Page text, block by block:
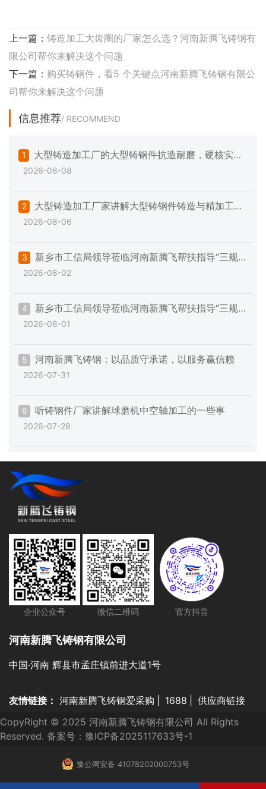
上一篇： 铸造加工大齿圈的厂家怎么选？河南新腾飞铸钢有
限公司帮你来解决这个问题
下一篇： 购买铸钢件，看5 个关键点河南新腾飞铸钢有限公
司帮你来解决这个问题
信息推荐/ RECOMMEND
1
大型铸造加工厂的大型铸钢件抗造耐磨，硬核实力
不玩虚的
2026-08-08
2
大型铸造加工厂家讲解大型铸钢件铸造与精加工的
一些注意事项
2026-08-06
3
新乡市工信局领导莅临河南新腾飞帮扶指导“三规
范一提升”专项工作
2026-08-02
4
新乡市工信局领导莅临河南新腾飞帮扶指导“三规
范一提升”专项工作
2026-08-01
5 河南新腾飞铸钢：以品质守承诺，以服务赢信赖
2026-07-31
6 听铸钢件厂家讲解球磨机中空轴加工的一些事
2026-07-28
企业公众号 微信二维码 官方抖音
河南新腾飞铸钢有限公司
中国·河南 辉县市孟庄镇前进大道1号
友情链接： 河南新腾飞铸钢爱采购 1688
供应商链接
CopyRight © 2025 河南新腾飞铸钢有限公司 All Rights
Reserved. 备案号： 豫ICP备2025117633号-1
豫公网安备 41078202000753号